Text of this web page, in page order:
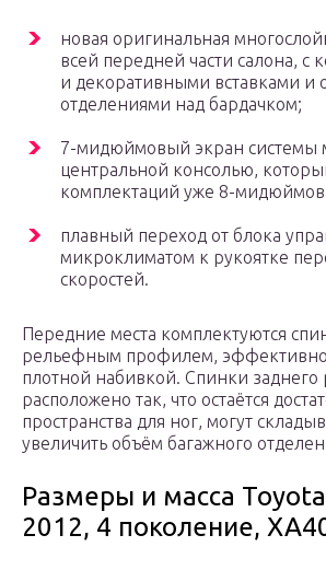
новая оригинальная
всей передней части салона, с
и декоративными вставками и
отделениями над бардачком;
7-мидюймовый экран системы
центральной консолью,
комплектаций уже 8-
плавный переход от блока
микроклиматом к рукоятке
скоростей.
Передние места комплектуются
рельефным профилем,
плотной набивкой. Спинки заднего
расположено так, что остаётся
пространства для ног, могут
увеличить объём багажного
Размеры и масса
2012, 4 поколение,